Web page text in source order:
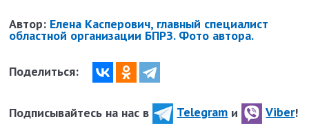
Автор: Елена Касперович, главный специалист
областной организации БПРЗ. Фото автора.
Поделиться:
Подписывайтесь на нас в Telegram и Viber!